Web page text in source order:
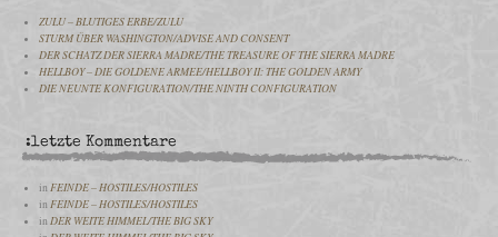
ZULU – BLUTIGES ERBE/ZULU
STURM ÜBER WASHINGTON/ADVISE AND CONSENT
DER SCHATZ DER SIERRA MADRE/THE TREASURE OF THE SIERRA MADRE
HELLBOY – DIE GOLDENE ARMEE/HELLBOY II: THE GOLDEN ARMY
DIE NEUNTE KONFIGURATION/THE NINTH CONFIGURATION
:letzte Kommentare
inFEINDE – HOSTILES/HOSTILES
inFEINDE – HOSTILES/HOSTILES
inDER WEITE HIMMEL/THE BIG SKY